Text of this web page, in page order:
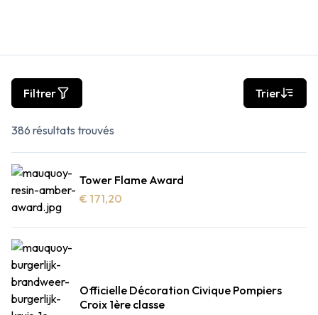
Filtrer Trier
386 résultats trouvés
Tower Flame Award
€ 171,20
Officielle Décoration Civique Pompiers
Croix 1ère classe